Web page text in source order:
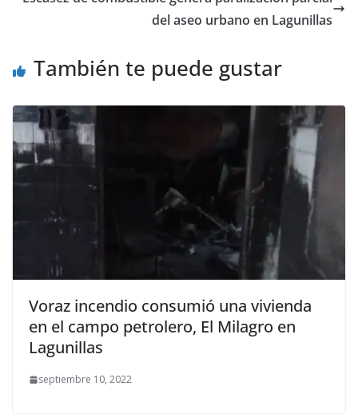
del aseo urbano en Lagunillas
También te puede gustar
Voraz incendio consumió una vivienda
en el campo petrolero, El Milagro en
Lagunillas
septiembre 10, 2022